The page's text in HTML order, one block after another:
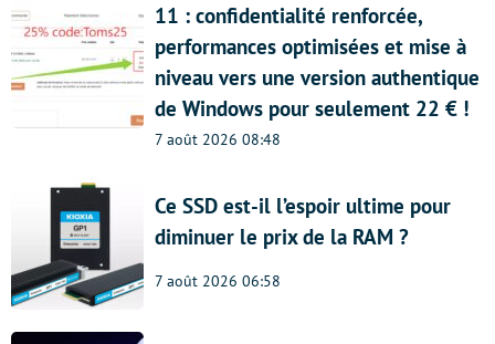
11 : confidentialité renforcée,
performances optimisées et mise à
niveau vers une version authentique
de Windows pour seulement 22 € !
7 août 2026 08:48
Ce SSD est-il l’espoir ultime pour
diminuer le prix de la RAM ?
7 août 2026 06:58